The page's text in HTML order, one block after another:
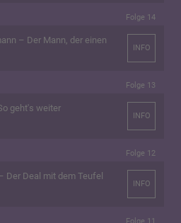
Folge 14
– Der Mann, der einen
INFO
Folge 13
geht's weiter
INFO
Folge 12
Der Deal mit dem Teufel
INFO
Folge 11